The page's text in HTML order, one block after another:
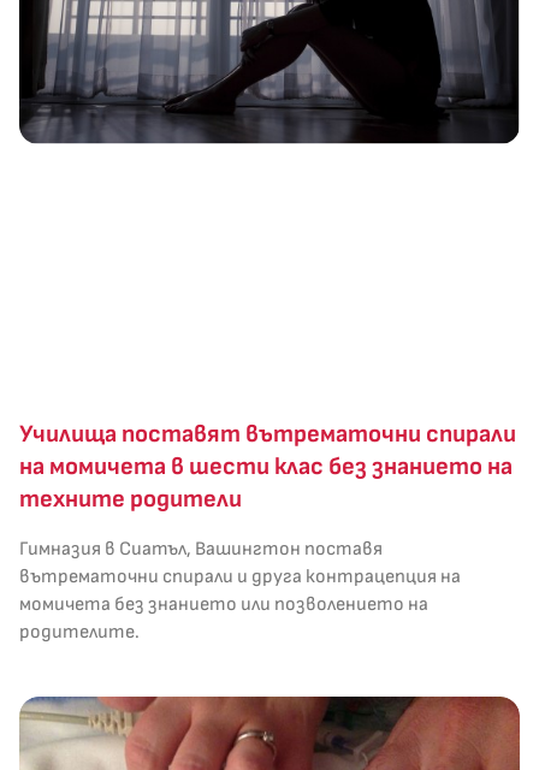
Училища поставят вътрематочни спирали
на момичета в шести клас без знанието на
техните родители
Гимназия в Сиатъл, Вашингтон поставя
вътрематочни спирали и друга контрацепция на
момичета без знанието или позволението на
родителите.